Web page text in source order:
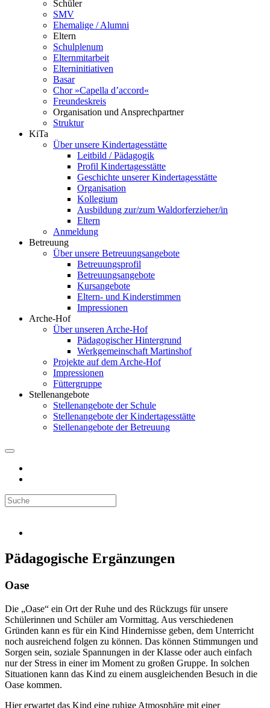
Schüler
SMV
Ehemalige / Alumni
Eltern
Schulplenum
Elternmitarbeit
Elterninitiativen
Basar
Chor »Capella d’accord«
Freundeskreis
Organisation und Ansprechpartner
Struktur
KiTa
Über unsere Kindertagesstätte
Leitbild / Pädagogik
Profil Kindertagesstätte
Geschichte unserer Kindertagesstätte
Organisation
Kollegium
Ausbildung zur/zum Waldorferzieher/in
Eltern
Anmeldung
Betreuung
Über unsere Betreuungsangebote
Betreuungsprofil
Betreuungsangebote
Kursangebote
Eltern- und Kinderstimmen
Impressionen
Arche-Hof
Über unseren Arche-Hof
Pädagogischer Hintergrund
Werkgemeinschaft Martinshof
Projekte auf dem Arche-Hof
Impressionen
Füttergruppe
Stellenangebote
Stellenangebote der Schule
Stellenangebote der Kindertagesstätte
Stellenangebote der Betreuung
Pädagogische Ergänzungen
Oase
Die „Oase“ ein Ort der Ruhe und des Rückzugs für unsere
Schülerinnen und Schüler am Vormittag. Aus verschiedenen
Gründen kann es für ein Kind Hindernisse geben, dem Unterricht
noch ausreichend folgen zu können. Das können Stimmungen und
Sorgen sein, soziale Spannungen in der Klasse oder auch einfach
nur der Stress in einer im Moment zu großen Gruppe. In solchen
Situationen kann das Kind zu einem ausgleichenden Besuch in die
Oase kommen.
Hier erwartet das Kind eine ruhige Atmosphäre mit einer